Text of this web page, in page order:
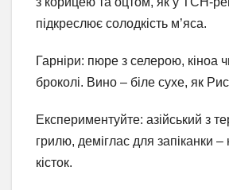
підкреслює солодкість м’яса.
Гарніри: пюре з селерою, кіноа
броколі. Вино – біле сухе, як
Експериментуйте: азійський з
грилю, деміглас для запіканки –
кісток.